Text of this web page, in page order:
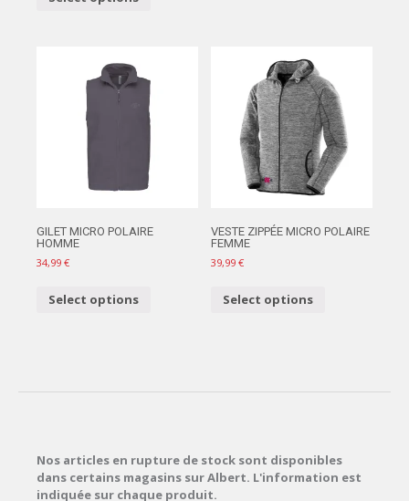
GILET MICRO POLAIRE
HOMME
34,99 €
Select options
VESTE ZIPPÉE MICRO POLAIRE
FEMME
39,99€
Select options
Nos articles en rupture de stock sont disponibles
dans certains magasins sur Albert. L'information est
indiquée sur chaque produit.